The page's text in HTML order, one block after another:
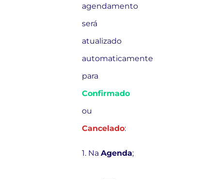
agendamento
será
atualizado
automaticamente
para
Confirmado
ou
Cancelado:
1. NaAgenda;